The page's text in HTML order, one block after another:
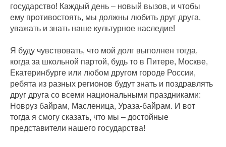
государство! Каждый день – новый вызов, и чтобы
ему противостоять, мы должны любить друг друга,
уважать и знать наше культурное наследие!
Я буду чувствовать, что мой долг выполнен тогда,
когда за школьной партой, будь то в Питере, Москве,
Екатеринбурге или любом другом городе России,
ребята из разных регионов будут знать и поздравлять
друг друга со всеми национальными праздниками:
Новруз байрам, Масленица, Ураза-байрам. И вот
тогда я смогу сказать, что мы – достойные
представители нашего государства!